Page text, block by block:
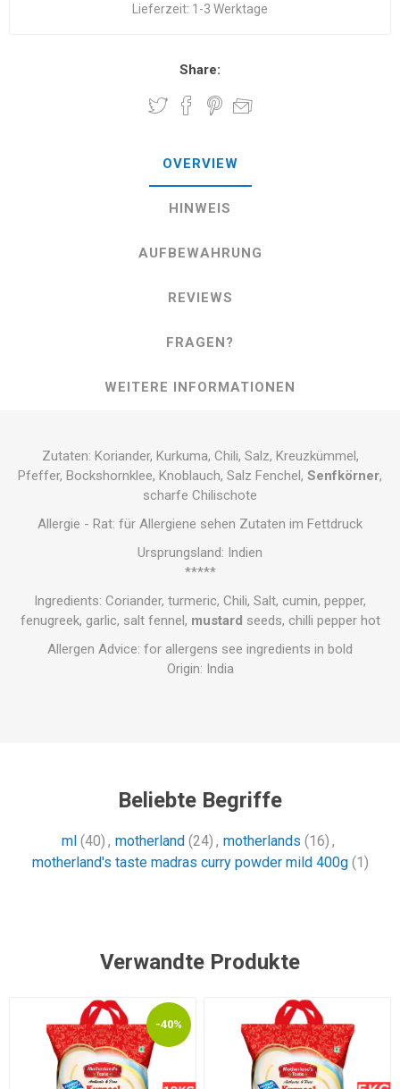
Lieferzeit: 1-3 Werktage
Share:
OVERVIEW
HINWEIS
AUFBEWAHRUNG
REVIEWS
FRAGEN?
WEITERE INFORMATIONEN
Zutaten: Koriander, Kurkuma, Chili, Salz, Kreuzkümmel,
Pfeffer, Bockshornklee, Knoblauch, Salz Fenchel, Senfkörner,
scharfe Chilischote
Allergie - Rat: für Allergiene sehen Zutaten im Fettdruck
Ursprungsland: Indien
*****
Ingredients: Coriander, turmeric, Chili, Salt, cumin, pepper,
fenugreek, garlic, salt fennel, mustard seeds, chilli pepper hot
Allergen Advice: for allergens see ingredients in bold
Origin: India
Beliebte Begriffe
ml (40) , motherland (24) , motherlands (16) ,
motherland's taste madras curry powder mild 400g (1)
Verwandte Produkte
-40%